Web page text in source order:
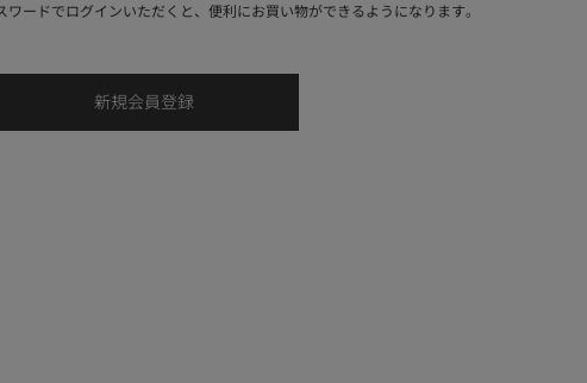
ードでログインいただくと、便利にお買い物ができるようになります。